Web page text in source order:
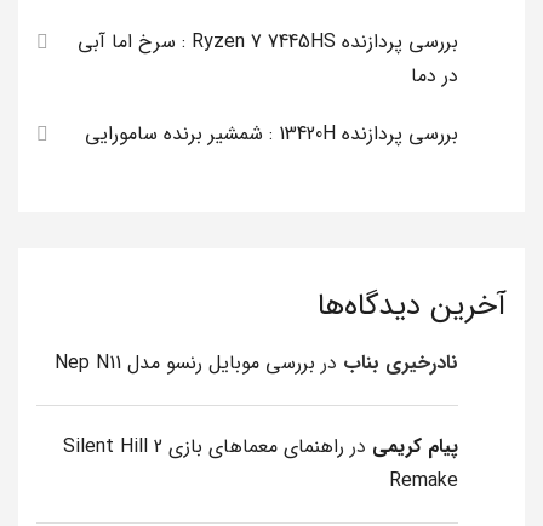
بررسی پردازنده Ryzen 7 7445HS : سرخ اما آبی
در دما
بررسی پردازنده 13420H : شمشیر برنده سامورایی
آخرین دیدگاه‌ها
نادرخیری بناب در بررسی موبایل رنسو مدل Nep N11
پیام کریمی در
راهنمای معماهای بازی Silent Hill 2
Remake